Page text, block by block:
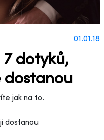
01.01.18
7 dotyků,
dostanou
jak na to.
dostanou